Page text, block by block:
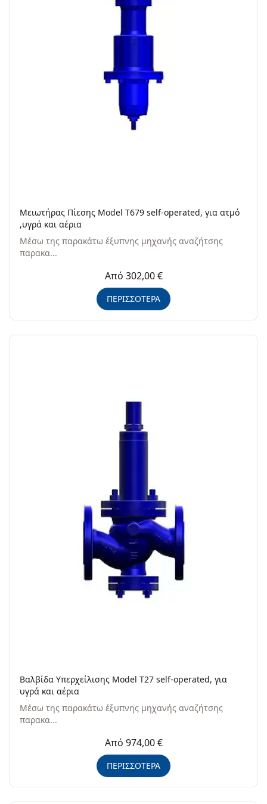
Μειωτήρας Πίεσης Model T679 self-operated, για ατμό
,υγρά και αέρια
Μέσω της παρακάτω έξυπνης μηχανής αναζήτσης
παρακα...
Από 302,00 €
ΠΕΡΙΣΣΟΤΕΡΑ
Βαλβίδα Υπερχείλισης Model T27 self-operated, για
υγρά και αέρια
Μέσω της παρακάτω έξυπνης μηχανής αναζήτσης
παρακα...
Από 974,00 €
ΠΕΡΙΣΣΟΤΕΡΑ